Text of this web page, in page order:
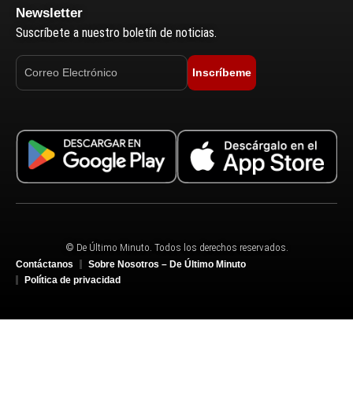
Newsletter
Suscríbete a nuestro boletín de noticias.
Inscríbeme
© De Último Minuto. Todos los derechos reservados.
Contáctanos
Sobre Nosotros – De Último Minuto
Política de privacidad